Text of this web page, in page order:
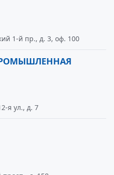
1-й пр., д. 3, оф. 100
я ул., д. 7